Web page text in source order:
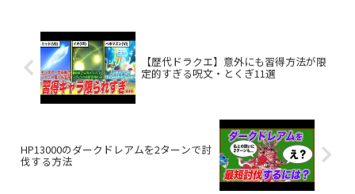
変な人が、プロジェクター「買...
【歴代ドラクエ】意外にも習得方法が限
定的すぎる呪文・とくぎ11選
HP13000のダークドレアムを2ターンで討
伐する方法